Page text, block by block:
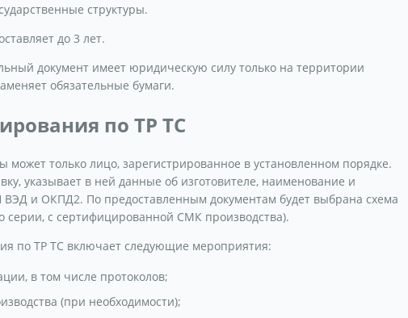
структуры.
до 3 лет.
документ имеет юридическую силу только на территории
обязательные бумаги.
по ТР ТС
только лицо, зарегистрированное в установленном порядке.
указывает в ней данные об изготовителе, наименование и
и ОКПД2. По предоставленным документам будет выбрана схема
серии, с сертифицированной СМК производства).
по ТР ТС включает следующие мероприятия:
в том числе протоколов;
(при необходимости);